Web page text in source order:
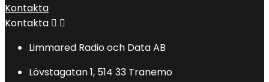
Kontakta
Kontakta  
Limmared Radio och Data AB
Lövstagatan 1, 514 33 Tranemo